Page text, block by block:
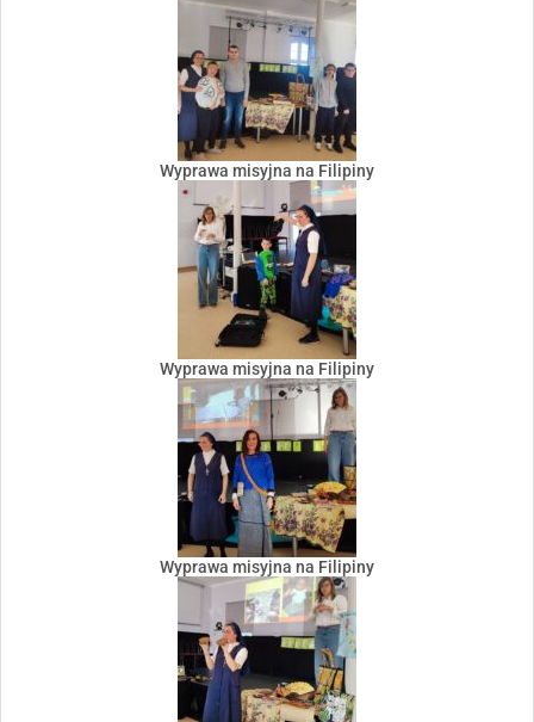
Wyprawa misyjna na Filipiny
Wyprawa misyjna na Filipiny
Wyprawa misyjna na Filipiny